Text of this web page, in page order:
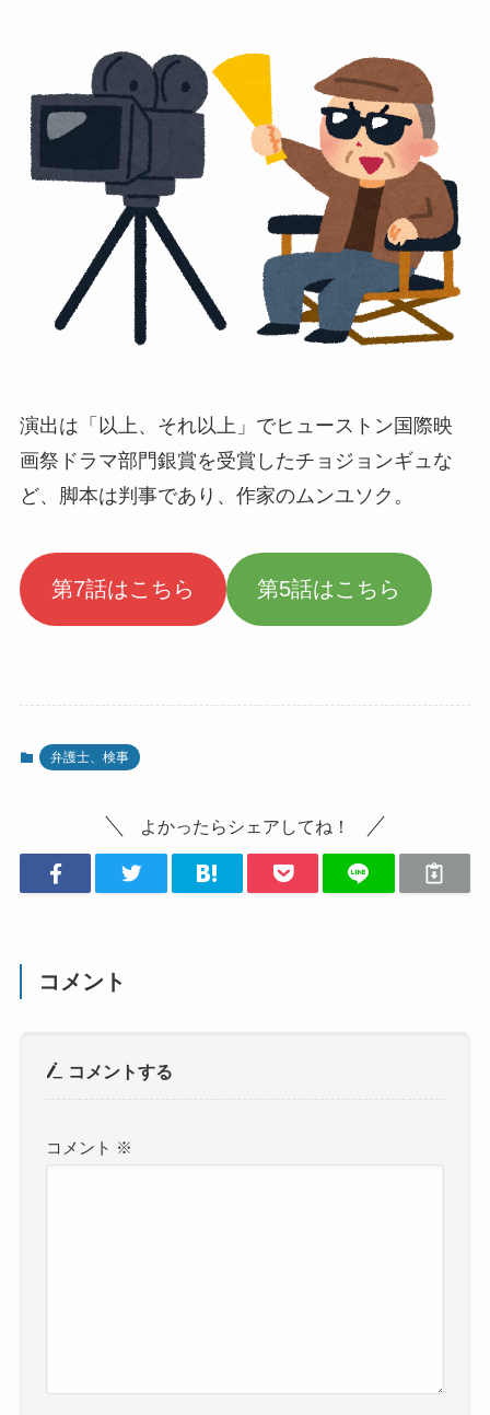
演出は「以上、それ以上」でヒューストン国際映
画祭ドラマ部門銀賞を受賞したチョジョンギュな
ど、脚本は判事であり、作家のムンユソク。
第7話はこちら 第5話はこちら
弁護士、検事
よかったらシェアしてね！
コメント
コメントする
コメント ※